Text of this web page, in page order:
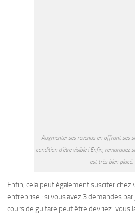
Augmenter ses revenus en offrant ses
condition d’être visible ! Enfin, remarquez
est très bien placé.
Enfin, cela peut également susciter chez
entreprise : si vous avez 3 demandes
cours de guitare peut être devriez-vous